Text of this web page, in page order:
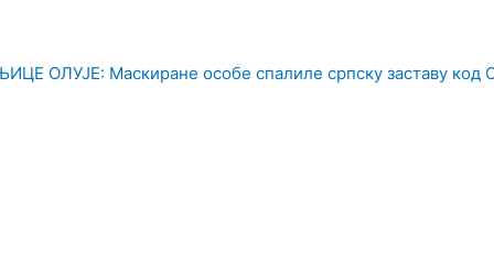
Маскиране особе спалиле српску заставу код